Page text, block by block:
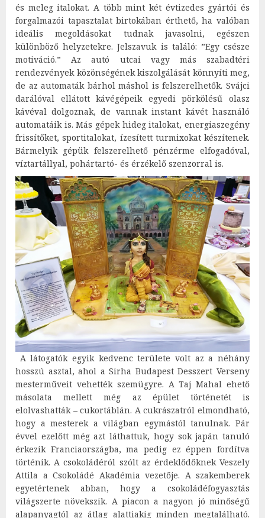
és meleg italokat. A több mint két évtizedes gyártói és
forgalmazói tapasztalat birtokában érthető, ha valóban
ideális megoldásokat tudnak javasolni, egészen
különböző helyzetekre. Jelszavuk is találó: ”Egy csésze
motiváció.” Az autó utcai vagy más szabadtéri
rendezvények közönségének kiszolgálását könnyíti meg,
de az automaták bárhol máshol is felszerelhetők. Svájci
darálóval ellátott kávégépeik egyedi pörkölésű olasz
kávéval dolgoznak, de vannak instant kávét használó
automatáik is. Más gépek hideg italokat, energiaszegény
frissítőket, sportitalokat, ízesített turmixokat készítenek.
Bármelyik gépük felszerelhető pénzérme elfogadóval,
víztartállyal, pohártartó- és érzékelő szenzorral is.
A látogatók egyik kedvenc területe volt az a néhány
hosszú asztal, ahol a Sirha Budapest Desszert Verseny
mesterműveit vehették szemügyre. A Taj Mahal ehető
másolata mellett még az épület történetét is
elolvashatták – cukortáblán. A cukrászatról elmondható,
hogy a mesterek a világban egymástól tanulnak. Pár
évvel ezelőtt még azt láthattuk, hogy sok japán tanuló
érkezik Franciaországba, ma pedig ez éppen fordítva
történik. A csokoládéról szólt az érdeklődőknek Veszely
Attila a Csokoládé Akadémia vezetője. A szakemberek
egyetértenek abban, hogy a csokoládéfogyasztás
világszerte növekszik. A piacon a nagyon jó minőségű
alapanyagtól az átlag alattiakig minden megtalálható.